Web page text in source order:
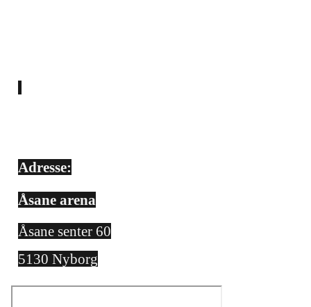
Adresse:
Åsane arena
Åsane senter 60
5130 Nyborg